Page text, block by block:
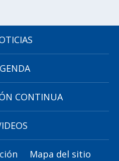
CONTINUA
Mapa del sitio